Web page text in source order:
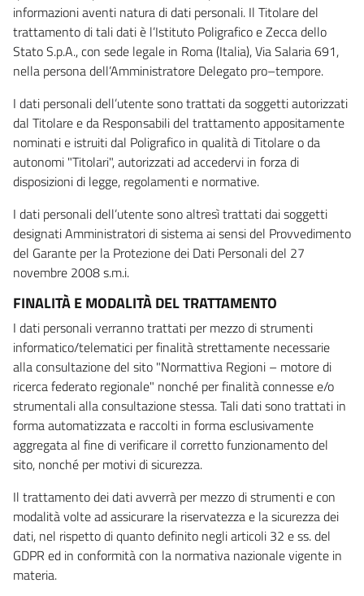
informazioni aventi natura di dati personali. Il Titolare del
trattamento di tali dati è l’Istituto Poligrafico e Zecca dello
Stato S.p.A., con sede legale in Roma (Italia), Via Salaria 691,
nella persona dell’Amministratore Delegato pro–tempore.
I dati personali dell’utente sono trattati da soggetti autorizzati
dal Titolare e da Responsabili del trattamento appositamente
nominati e istruiti dal Poligrafico in qualità di Titolare o da
autonomi "Titolari", autorizzati ad accedervi in forza di
disposizioni di legge, regolamenti e normative.
I dati personali dell’utente sono altresì trattati dai soggetti
designati Amministratori di sistema ai sensi del Provvedimento
del Garante per la Protezione dei Dati Personali del 27
novembre 2008 s.m.i.
FINALITÀ E MODALITÀ DEL TRATTAMENTO
I dati personali verranno trattati per mezzo di strumenti
informatico/telematici per finalità strettamente necessarie
alla consultazione del sito "Normattiva Regioni – motore di
ricerca federato regionale" nonché per finalità connesse e/o
strumentali alla consultazione stessa. Tali dati sono trattati in
forma automatizzata e raccolti in forma esclusivamente
aggregata al fine di verificare il corretto funzionamento del
sito, nonché per motivi di sicurezza.
Il trattamento dei dati avverrà per mezzo di strumenti e con
modalità volte ad assicurare la riservatezza e la sicurezza dei
dati, nel rispetto di quanto definito negli articoli 32 e ss. del
GDPR ed in conformità con la normativa nazionale vigente in
materia.